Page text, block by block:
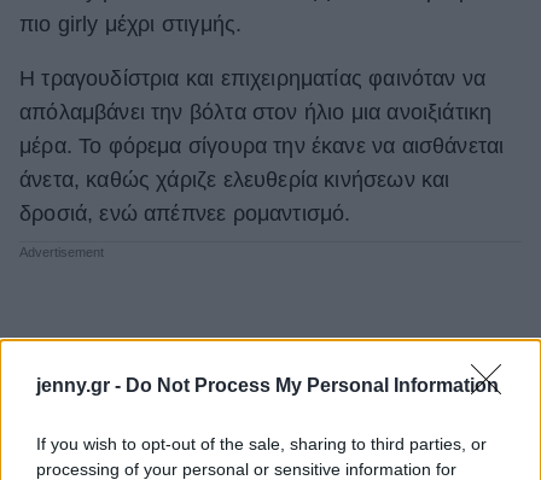
jenny.gr - Do Not Process My Personal Information
If you wish to opt-out of the sale, sharing to third parties, or
processing of your personal or sensitive information for
πιο girly μέχρι στιγμής.
Η τραγουδίστρια και επιχειρηματίας φαινόταν να
απόλαμβάνει την βόλτα στον ήλιο μια ανοιξιάτικη
μέρα. Το φόρεμα σίγουρα την έκανε να αισθάνεται
άνετα, καθώς χάριζε ελευθερία κινήσεων και
δροσιά, ενώ απέπνεε ρομαντισμό.